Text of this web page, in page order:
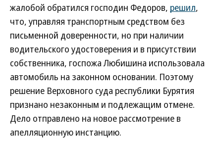
жалобой обратился господин Федоров, решил,
что, управляя транспортным средством без
письменной доверенности, но при наличии
водительского удостоверения и в присутствии
собственника, госпожа Любишина использовала
автомобиль на законном основании. Поэтому
решение Верховного суда республики Бурятия
признано незаконным и подлежащим отмене.
Дело отправлено на новое рассмотрение в
апелляционную инстанцию.